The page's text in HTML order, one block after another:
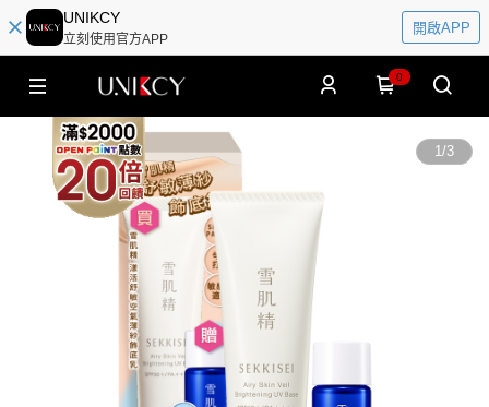
UNIKCY
立刻使用官方APP
開啟APP
0
1/3